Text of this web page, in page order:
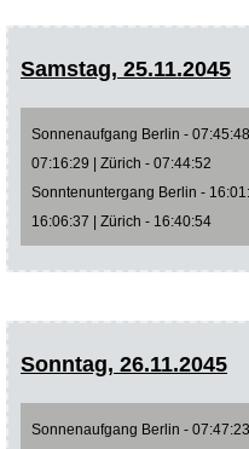
Samstag, 25.11.2045
Sonnenaufgang Berlin -
07:16:29 | Zürich - 07:44:52
Sonntenuntergang Berlin -
16:06:37 | Zürich - 16:40:54
Sonntag, 26.11.2045
Sonnenaufgang Berlin -